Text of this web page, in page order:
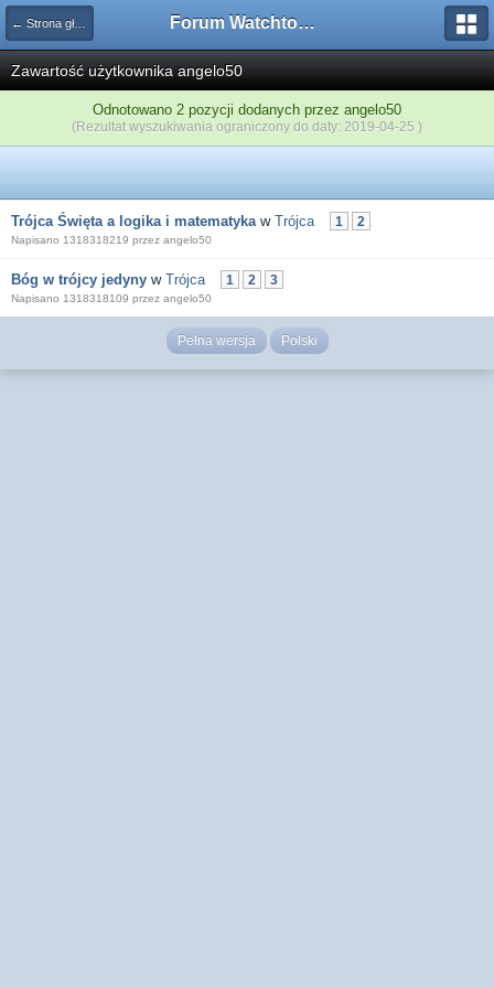
← Strona główna Forum Watchtower
Zawartość użytkownika angelo50
Odnotowano 2 pozycji dodanych przez angelo50
(Rezultat wyszukiwania ograniczony do daty: 2019-04-25 )
Trójca Święta a logika i matematykaw Trójca 1 2
Napisano 1318318219 przez angelo50
Bóg w trójcy jedyny w Trójca 1 2 3
Napisano 1318318109 przez angelo50
Pełna wersja Polski